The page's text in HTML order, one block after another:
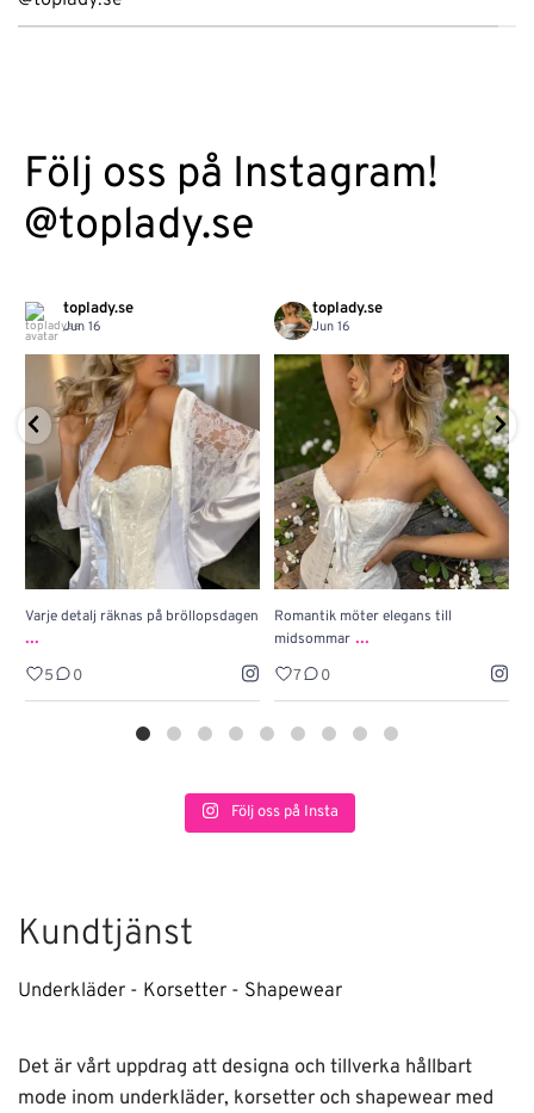
Följ oss på Instagram!
@toplady.se
toplady.se
Jun 16
Varje detalj räknas på bröllopsdagen
...
5 0
toplady.se
Jun 16
Romantik möter elegans till
midsommar ...
7 0
Följ oss på Insta
Kundtjänst
Underkläder - Korsetter - Shapewear
Det är vårt uppdrag att designa och tillverka hållbart
mode inom underkläder, korsetter och shapewear med